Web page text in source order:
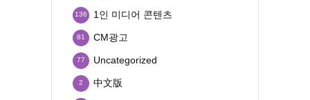
1인 미디어 콘텐츠
136
CM광고
81
Uncategorized
77
中文版
2